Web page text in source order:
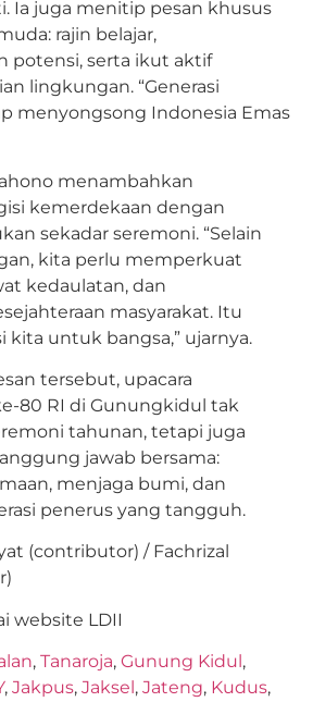
Ia juga menitip pesan khusus
rajin belajar,
potensi, serta ikut aktif
lingkungan. “Generasi
menyongsong Indonesia Emas
menambahkan
kemerdekaan dengan
sekadar seremoni. “Selain
kita perlu memperkuat
kedaulatan, dan
masyarakat. Itu
untuk bangsa,” ujarnya.
tersebut, upacara
80 RI di Gunungkidul tak
tahunan, tetapi juga
jawab bersama:
menjaga bumi, dan
penerus yang tangguh.
(contributor) / Fachrizal
website LDII
, Tanaroja, Gunung Kidul,
, Jakpus, Jaksel, Jateng, Kudus,